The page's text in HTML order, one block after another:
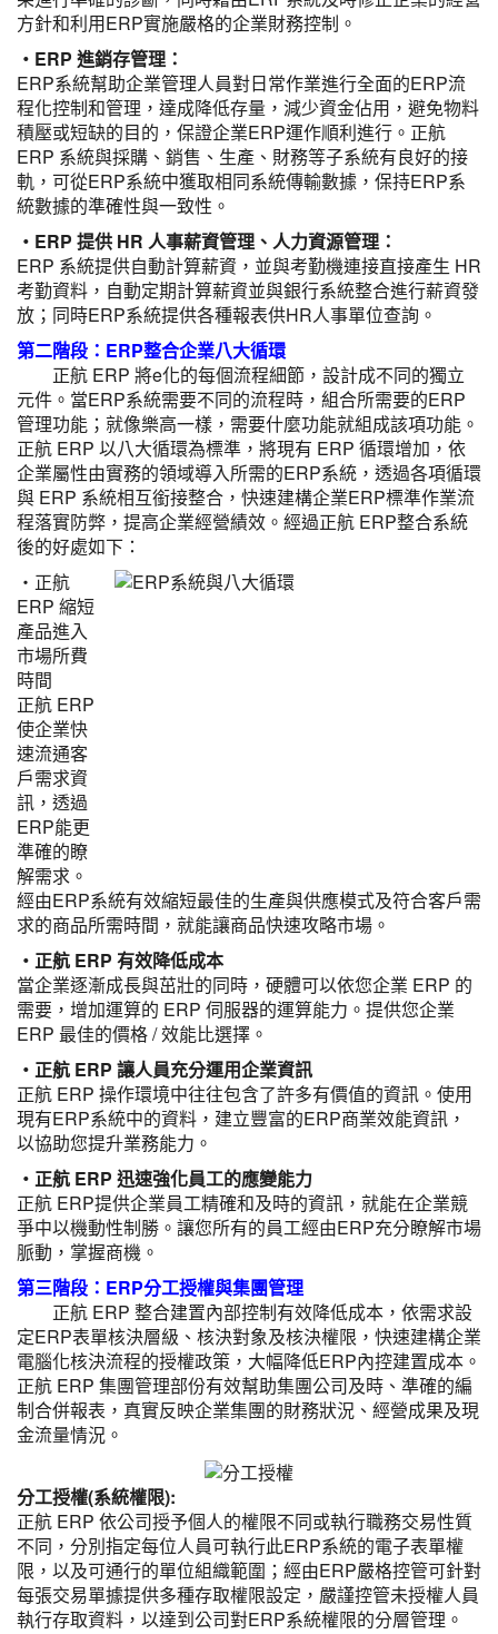
方針和利用ERP實施嚴格的企業財務控制。
‧ERP 進銷存管理：
ERP系統幫助企業管理人員對日常作業進行全面的ERP流
程化控制和管理，達成降低存量，減少資金佔用，避免物料
積壓或短缺的目的，保證企業ERP運作順利進行。正航
ERP 系統與採購、銷售、生產、財務等子系統有良好的接
軌，可從ERP系統中獲取相同系統傳輸數據，保持ERP系
統數據的準確性與一致性。
‧ERP 提供 HR 人事薪資管理、人力資源管理：
ERP 系統提供自動計算薪資，並與考勤機連接直接產生 HR
考勤資料，自動定期計算薪資並與銀行系統整合進行薪資發
放；同時ERP系統提供各種報表供HR人事單位查詢。
第二階段：ERP整合企業八大循環
正航 ERP 將e化的每個流程細節，設計成不同的獨立
元件。當ERP系統需要不同的流程時，組合所需要的ERP
管理功能；就像樂高一樣，需要什麼功能就組成該項功能。
正航 ERP 以八大循環為標準，將現有 ERP 循環增加，依
企業屬性由實務的領域導入所需的ERP系統，透過各項循環
與 ERP 系統相互銜接整合，快速建構企業ERP標準作業流
程落實防弊，提高企業經營績效。經過正航 ERP整合系統
後的好處如下：
‧正航
ERP 縮短
產品進入
市場所費
時間
正航 ERP
使企業快
速流通客
戶需求資
訊，透過
ERP能更
準確的瞭
解需求。
經由ERP系統有效縮短最佳的生產與供應模式及符合客戶需
求的商品所需時間，就能讓商品快速攻略市場。
‧正航 ERP 有效降低成本
當企業逐漸成長與茁壯的同時，硬體可以依您企業 ERP 的
需要，增加運算的 ERP 伺服器的運算能力。提供您企業
ERP 最佳的價格 / 效能比選擇。
‧正航 ERP 讓人員充分運用企業資訊
正航 ERP 操作環境中往往包含了許多有價值的資訊。使用
現有ERP系統中的資料，建立豐富的ERP商業效能資訊，
以協助您提升業務能力。
‧正航 ERP 迅速強化員工的應變能力
正航 ERP提供企業員工精確和及時的資訊，就能在企業競
爭中以機動性制勝。讓您所有的員工經由ERP充分瞭解市場
脈動，掌握商機。
第三階段：ERP分工授權與集團管理
正航 ERP 整合建置內部控制有效降低成本，依需求設
定ERP表單核決層級、核決對象及核決權限，快速建構企業
電腦化核決流程的授權政策，大幅降低ERP內控建置成本。
正航 ERP 集團管理部份有效幫助集團公司及時、準確的編
制合併報表，真實反映企業集團的財務狀況、經營成果及現
金流量情況。
分工授權(系統權限):
正航 ERP 依公司授予個人的權限不同或執行職務交易性質
不同，分別指定每位人員可執行此ERP系統的電子表單權
限，以及可通行的單位組織範圍；經由ERP嚴格控管可針對
每張交易單據提供多種存取權限設定，嚴謹控管未授權人員
執行存取資料，以達到公司對ERP系統權限的分層管理。